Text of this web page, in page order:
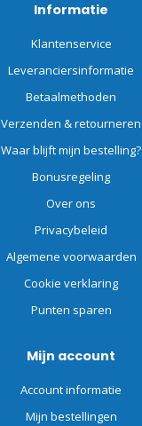
Informatie
Klantenservice
Leveranciersinformatie
Betaalmethoden
Verzenden & retourneren
Waar blijft mijn bestelling?
Bonusregeling
Over ons
Privacybeleid
Algemene voorwaarden
Cookie verklaring
Punten sparen
Mijn account
Account informatie
Mijn bestellingen